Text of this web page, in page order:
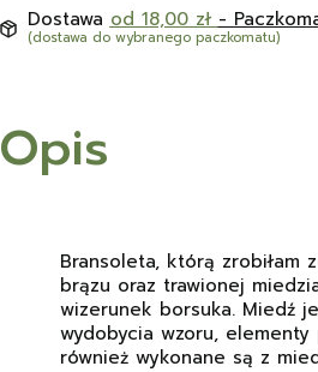
Dostawa od 18,00 zł -
(dostawa do wybranego paczkomatu)
Opis
Bransoleta, którą zrobiłam
brązu oraz trawionej
wizerunek borsuka. Miedź
wydobycia wzoru,
również wykonane są z